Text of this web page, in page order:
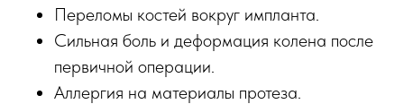
Переломы костей вокруг импланта.
Сильная боль и деформация колена после
первичной операции.
Аллергия на материалы протеза.